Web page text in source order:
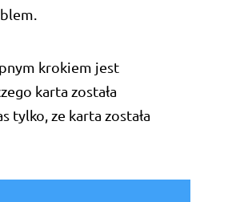
krokiem jest
karta została
tylko, ze karta została